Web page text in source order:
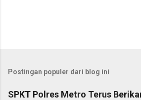
Postingan populer dari blog ini
SPKT Polres Metro Terus